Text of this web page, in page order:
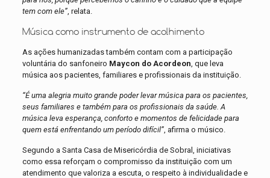
tem com ele”, relata.
Música como instrumento de acolhimento
As ações humanizadas também contam com a participação
voluntária do sanfoneiro Maycon do Acordeon , que leva
música aos pacientes, familiares e profissionais da instituição.
“É uma alegria muito grande poder levar música para os pacientes,
seus familiares e também para os profissionais da saúde. A
música leva esperança, conforto e momentos de felicidade para
quem está enfrentando um período difícil”, afirma o músico.
Segundo a Santa Casa de Misericórdia de Sobral, iniciativas
como essa reforçam o compromisso da instituição com um
atendimento que valoriza a escuta, o respeito à individualidade e